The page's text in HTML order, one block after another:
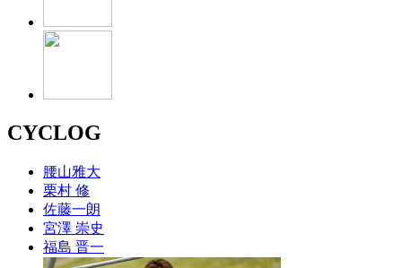
CYCLOG
腰山雅大
栗村 修
佐藤一朗
宮澤 崇史
福島 晋一